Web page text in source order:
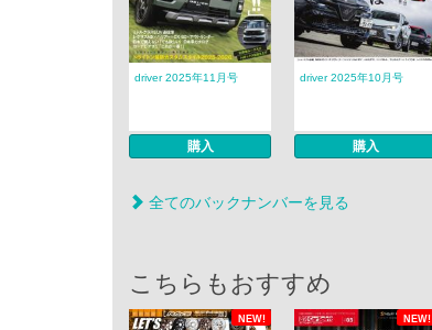
driver 2025年11月号
購入
driver 2025年10月号
購入
全てのバックナンバーを見る
こちらもおすすめ
NEW! NEW!